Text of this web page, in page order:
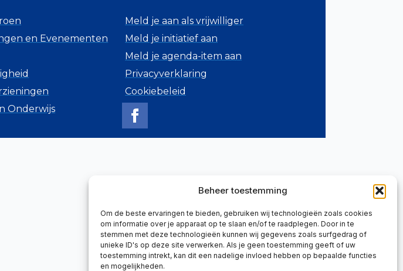
Beheer toestemming
Om de beste ervaringen te bieden, gebruiken wij technologieën zoals cookies
om informatie over je apparaat op te slaan en/of te raadplegen. Door in te
stemmen met deze technologieën kunnen wij gegevens zoals surfgedrag of
unieke ID's op deze site verwerken. Als je geen toestemming geeft of uw
toestemming intrekt, kan dit een nadelige invloed hebben op bepaalde functies
en mogelijkheden.
en Evenementen
Onderwijs
Meld je aan als vrijwilliger
Meld je initiatief aan
Meld je agenda-item aan
Privacyverklaring
Cookiebeleid